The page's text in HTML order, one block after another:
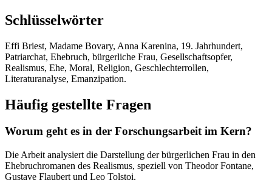
Schlüsselwörter
Effi Briest, Madame Bovary, Anna Karenina, 19. Jahrhundert,
Patriarchat, Ehebruch, bürgerliche Frau, Gesellschaftsopfer,
Realismus, Ehe, Moral, Religion, Geschlechterrollen,
Literaturanalyse, Emanzipation.
Häufig gestellte Fragen
Worum geht es in der Forschungsarbeit im Kern?
Die Arbeit analysiert die Darstellung der bürgerlichen Frau in den
Ehebruchromanen des Realismus, speziell von Theodor Fontane,
Gustave Flaubert und Leo Tolstoi.